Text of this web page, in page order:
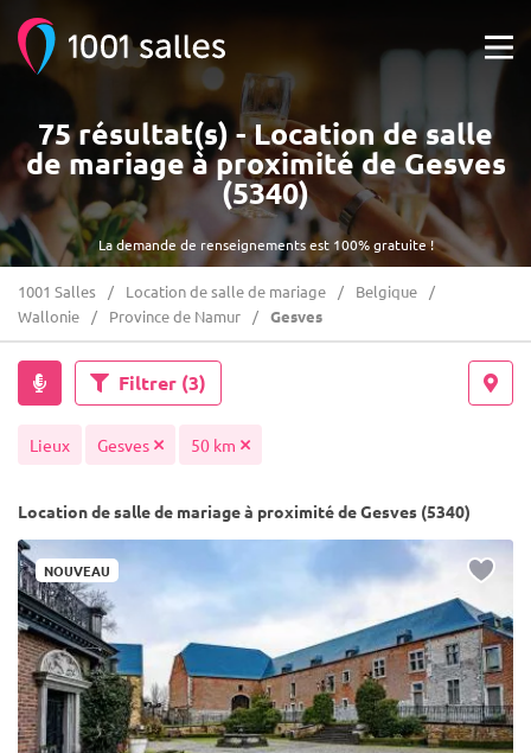
La demande de renseignements est 100% gratuite !
75 résultat(s) - Location de salle
de mariage à proximité de Gesves
(5340)
1001 Salles Location de salle de mariage
Belgique
Wallonie
Province de Namur Gesves
Filtrer (3)
Lieux Gesves 50 km
Location de salle de mariage à proximité de Gesves (5340)
NOUVEAU